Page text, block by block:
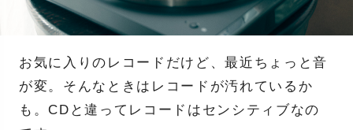
お気に入りのレコードだけど、最近ちょっと音
が変。そんなときはレコードが汚れているか
も。CDと違ってレコードはセンシティブなの